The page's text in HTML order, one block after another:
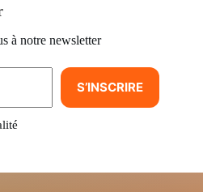
à notre newsletter
S’INSCRIRE